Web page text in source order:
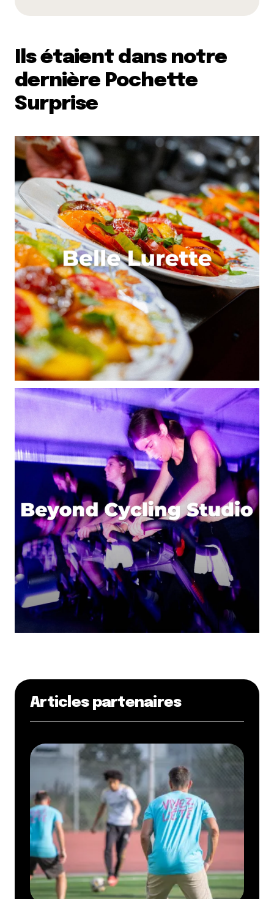
Ils étaient dans notre
dernière Pochette
Surprise
Articles partenaires